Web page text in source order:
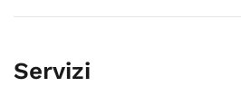
Servizi